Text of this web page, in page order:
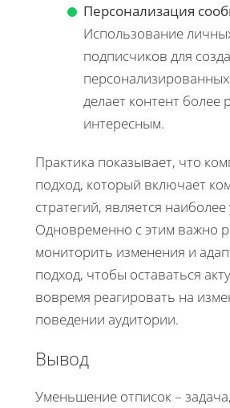
Персонализация
Использование
подписчиков для
делает контент более
интересным.
Практика показывает, что
подход, который включает
стратегий, является
Одновременно с этим важно
мониторить изменения и
подход, чтобы оставаться
вовремя реагировать на
поведении аудитории.
Вывод
Уменьшение отписок –